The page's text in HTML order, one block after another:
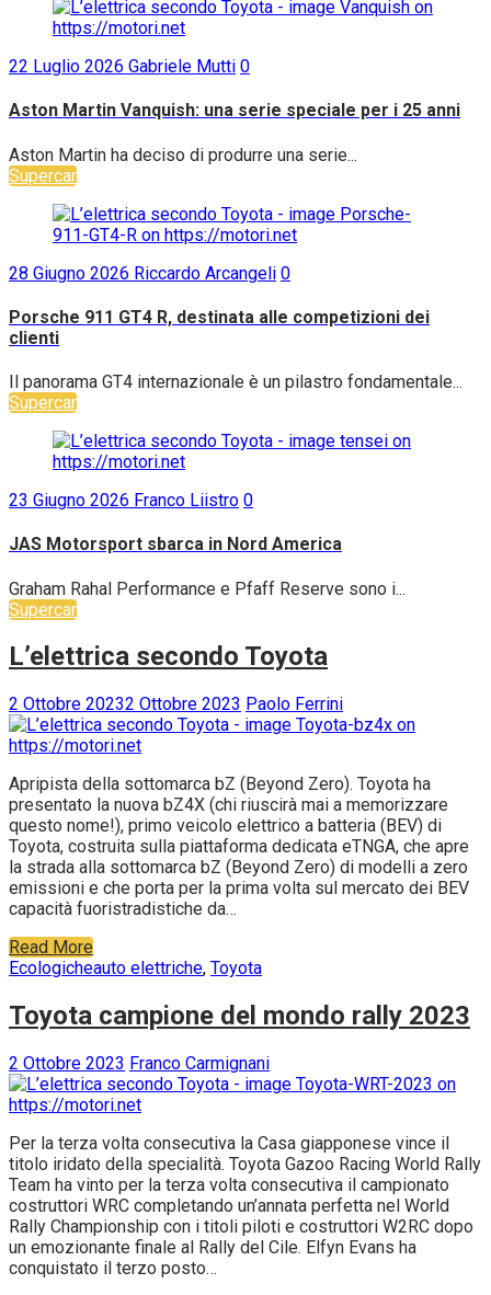
22 Luglio 2026 Gabriele Mutti 0
Aston Martin Vanquish: una serie speciale per i 25 anni
Aston Martin ha deciso di produrre una serie...
Supercar
28 Giugno 2026 Riccardo Arcangeli 0
Porsche 911 GT4 R, destinata alle competizioni dei
clienti
Il panorama GT4 internazionale è un pilastro fondamentale...
Supercar
23 Giugno 2026 Franco Liistro 0
JAS Motorsport sbarca in Nord America
Graham Rahal Performance e Pfaff Reserve sono i...
Supercar
L’elettrica secondo Toyota
2 Ottobre 20232 Ottobre 2023 Paolo Ferrini
Apripista della sottomarca bZ (Beyond Zero). Toyota ha
presentato la nuova bZ4X (chi riuscirà mai a memorizzare
questo nome!), primo veicolo elettrico a batteria (BEV) di
Toyota, costruita sulla piattaforma dedicata eTNGA, che apre
la strada alla sottomarca bZ (Beyond Zero) di modelli a zero
emissioni e che porta per la prima volta sul mercato dei BEV
capacità fuoristradistiche da…
Read More
Ecologicheauto elettriche, Toyota
Toyota campione del mondo rally 2023
2 Ottobre 2023 Franco Carmignani
Per la terza volta consecutiva la Casa giapponese vince il
titolo iridato della specialità. Toyota Gazoo Racing World Rally
Team ha vinto per la terza volta consecutiva il campionato
costruttori WRC completando un’annata perfetta nel World
Rally Championship con i titoli piloti e costruttori W2RC dopo
un emozionante finale al Rally del Cile. Elfyn Evans ha
conquistato il terzo posto…